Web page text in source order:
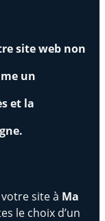
site web non
un
et la
site à Ma
le choix d’un